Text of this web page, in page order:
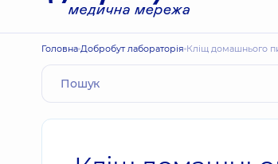
Головна Добробут лабораторія Кліщ домашнього